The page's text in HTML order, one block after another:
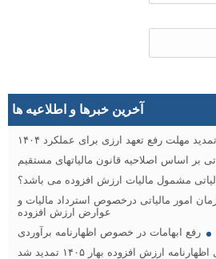
آخرین خبرها و اطلاعیه ها
تمدید مهلت رفع تعهد ارزی برای عملکرد ۱۴۰۴
بر اساس اصلاحیه قانون مالیاتهای مستقیم
مشمول مالیات ارزش افزوده می باشد؟
امور مالیاتی درخصوص استرداد مالیات و
عوارض ارزش افزوده
رفع ابهامات در خصوص اظهارنامه برآوردی
ارزش افزوده بهار ۱۴۰۵ تمدید شد